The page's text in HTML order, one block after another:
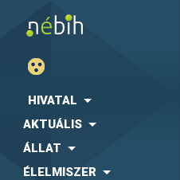
HIVATAL
AKTUÁLIS
ÁLLAT
ÉLELMISZER